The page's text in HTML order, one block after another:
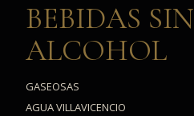
BEBIDAS SIN
ALCOHOL
GASEOSAS
AGUA VILLAVICENCIO